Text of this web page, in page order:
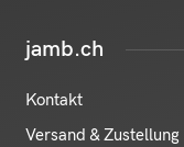
jamb.ch
Kontakt
Versand & Zustellung